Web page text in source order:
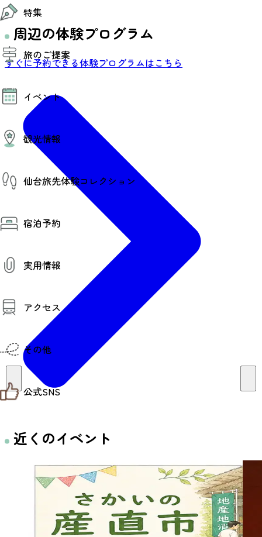
お得なチケット
エリアガイド
復興に向けて
仙台観光PR動画ライブラリー
仙台から行く東北周遊旅
伝統的工芸品
特集
特集
夜時間トピックス
旅のご提案
AIおまかせコース
オリジナルプラン
みんなの旅行記
イベント
その他イベント情報（音楽・展示会）
スポーツ情報
コンベンション情報
観光情報
観光スポット
温泉
季節のイベント
プロスポーツチーム・プロオーケストラ
仙台の銘品
仙台観光マップ
仙台旅先体験コレクション
仙台旅先体験コレクション
体験プログラム検索（予約）
体験事業者からのお知らせ
体験事業者
宿泊予約
実用情報
お役立ち情報
観光アプリ
仙台観光マップ
アクセス
仙台までの経路検索
市内の交通情報
お得なチケット
その他
お知らせ
お問い合わせ
サイト利用規約
サイトマップ
仙臺写真館フォトギャラリー
公式SNS
せんだい旅日和 Instagram
せんだい旅日和 Facebook
仙台旅先体験コレクション Instagaram
周辺の体験プログラム
すぐに予約できる体験プログラムはこちら
近くのイベント